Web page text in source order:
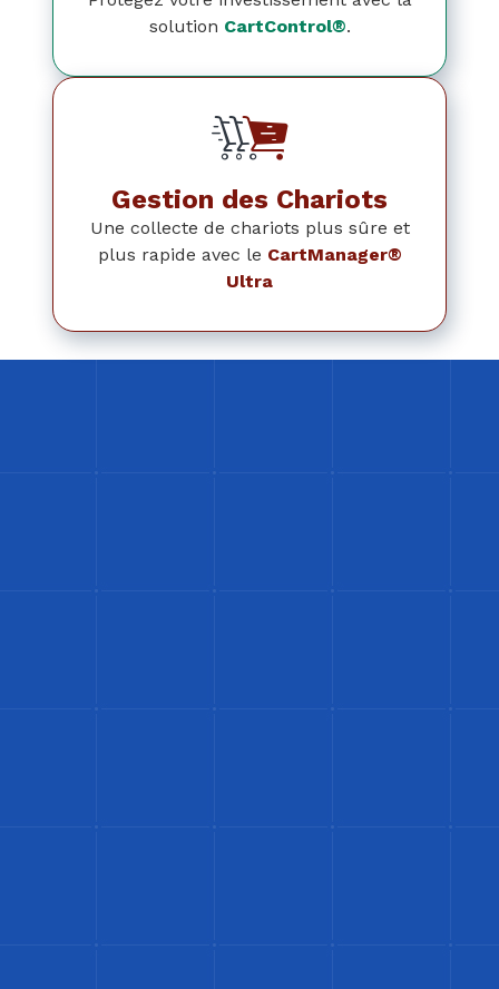
solution CartControl®.
Gestion des Chariots
Une collecte de chariots plus sûre et
plus rapide avec le CartManager®
Ultra